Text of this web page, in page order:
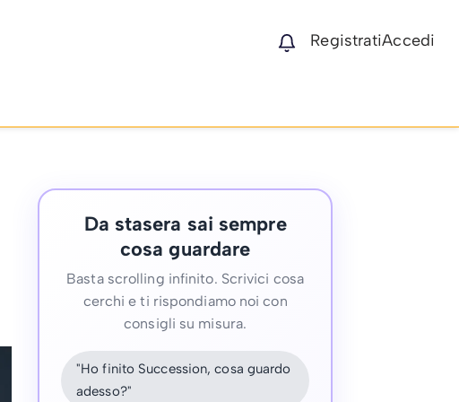
RegistratiAccedi
Da stasera sai sempre
cosa guardare
Basta scrolling infinito. Scrivici cosa
cerchi e ti rispondiamo noi con
consigli su misura.
"Ho finito Succession, cosa guardo
adesso?"